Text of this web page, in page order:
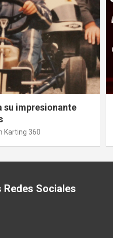
su impresionante
Karting 360
Redes Sociales